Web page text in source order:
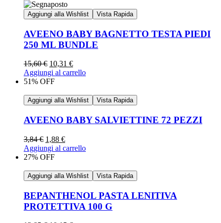
Aggiungi alla Wishlist Vista Rapida
AVEENO BABY BAGNETTO TESTA PIEDI
250 ML BUNDLE
15,60€ 10,31 €
Aggiungi al carrello
51% OFF
Aggiungi alla Wishlist Vista Rapida
AVEENO BABY SALVIETTINE 72 PEZZI
3,84€ 1,88 €
Aggiungi al carrello
27% OFF
Aggiungi alla Wishlist Vista Rapida
BEPANTHENOL PASTA LENITIVA
PROTETTIVA 100 G